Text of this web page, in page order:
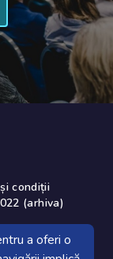
condiții
(arhiva)
a oferi o